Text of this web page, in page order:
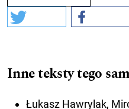
Inne teksty tego
Łukasz Hawrylak,